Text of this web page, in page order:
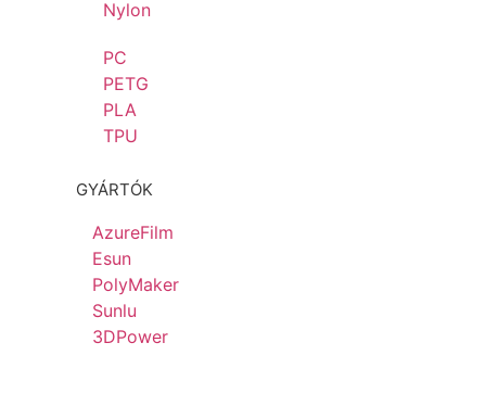
Nylon
PC
PETG
PLA
TPU
GYÁRTÓK
AzureFilm
Esun
PolyMaker
Sunlu
3DPower